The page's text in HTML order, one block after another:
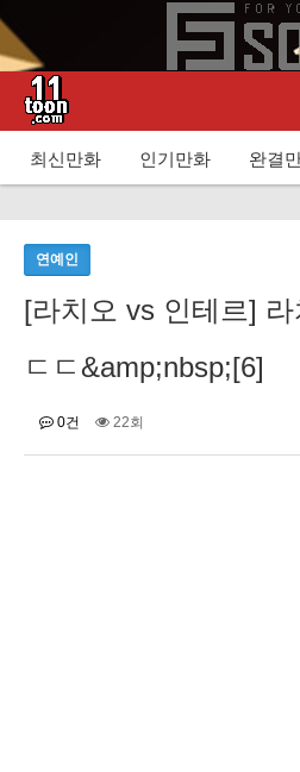
최신만화 인기만화 완결
연예인
[라치오 vs 인테르]
ㄷㄷ&amp;nbsp;[6]
0건 22회